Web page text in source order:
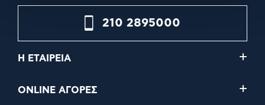
210 2895000
Η ΕΤΑΙΡΕΙΑ
ONLINE ΑΓΟΡΕΣ